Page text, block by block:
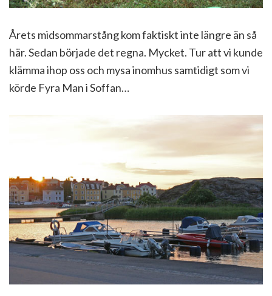
Årets midsommarstång kom faktiskt inte längre än så
här. Sedan började det regna. Mycket. Tur att vi kunde
klämma ihop oss och mysa inomhus samtidigt som vi
körde Fyra Man i Soffan…